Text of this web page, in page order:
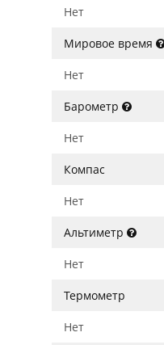
Нет
Мировое время
Нет
Барометр
Нет
Компас
Нет
Альтиметр
Нет
Термометр
Нет